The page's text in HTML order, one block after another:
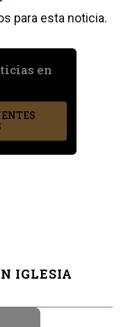
para esta noticia.
en
IGLESIA